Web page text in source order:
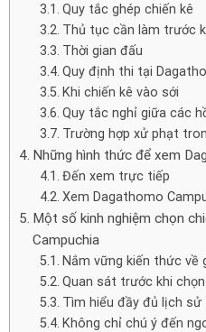
Quy tắc ghép chiến kê
Thủ tục cần làm trước
Thời gian đấu
Quy định thi tại
Khi chiến kê vào sới
Quy tắc nghỉ giữa các
Trường hợp xử phạt
Những hình thức để xem
Đến xem trực tiếp
Xem Dagathomo
Một số kinh nghiệm chọn
Campuchia
Nắm vững kiến thức về
Quan sát trước khi chọn
Tìm hiểu đầy đủ lịch sử
Không chỉ chú ý đến